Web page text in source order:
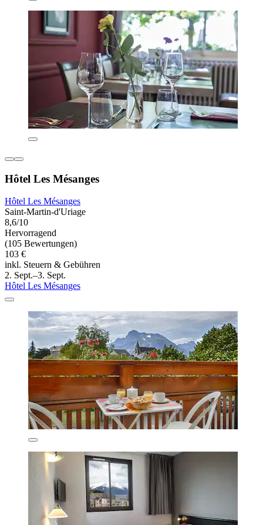
Hôtel Les Mésanges
Hôtel Les Mésanges
Saint-Martin-d'Uriage
8,6/10
Hervorragend
(105 Bewertungen)
103 €
inkl. Steuern & Gebühren
2. Sept.–3. Sept.
Hôtel Les Mésanges